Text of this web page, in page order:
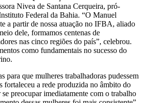
Nivea de Santana Cerqueira, pró-
Federal da Bahia. “O Manuel
a partir de nossa atuação no IFBA, aliado
dele, formamos centenas de
nas cinco regiões do país”, celebrou.
como fundamentais no sucesso do
para que mulheres trabalhadoras pudessem
fortaleceu a rede produzida no âmbito do
preocupar imediatamente com o trabalho